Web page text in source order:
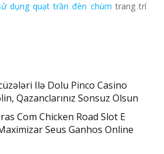
dụng quạt trần đèn chùm trang trí
Ilə Dolu Pinco Casino
Qazanclarınız Sonsuz Olsun
Com Chicken Road Slot E
Seus Ganhos Online